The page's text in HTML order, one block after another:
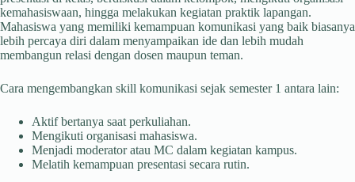
kemahasiswaan, hingga melakukan kegiatan praktik lapangan.
Mahasiswa yang memiliki kemampuan komunikasi yang baik biasanya
lebih percaya diri dalam menyampaikan ide dan lebih mudah
membangun relasi dengan dosen maupun teman.
Cara mengembangkan skill komunikasi sejak semester 1 antara lain:
Aktif bertanya saat perkuliahan.
Mengikuti organisasi mahasiswa.
Menjadi moderator atau MC dalam kegiatan kampus.
Melatih kemampuan presentasi secara rutin.